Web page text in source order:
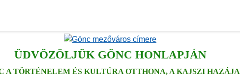
ÜDVÖZÖLJÜK GÖNC HONLAPJÁN
A TÖRTÉNELEM ÉS KULTÚRA OTTHONA, A KAJSZI HAZÁJA